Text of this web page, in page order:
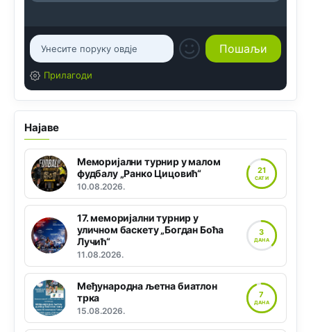
Прилагоди
Најаве
Меморијални турнир у малом
фудбалу „Ранко Цицовић“
10.08.2026.
21
САТИ
17. меморијални турнир у
уличном баскету „Богдан Боћа
Лучић“
11.08.2026.
3
ДАНА
Међународна љетна биатлон
трка
15.08.2026.
7
ДАНА